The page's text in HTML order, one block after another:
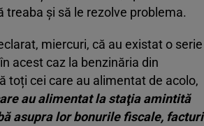
și să le rezolve problema.
miercuri, că au existat o serie
acest caz la benzinăria din
toți cei care au alimentat de acolo,
au alimentat la staţia amintită
asupra lor bonurile fiscale, facturi